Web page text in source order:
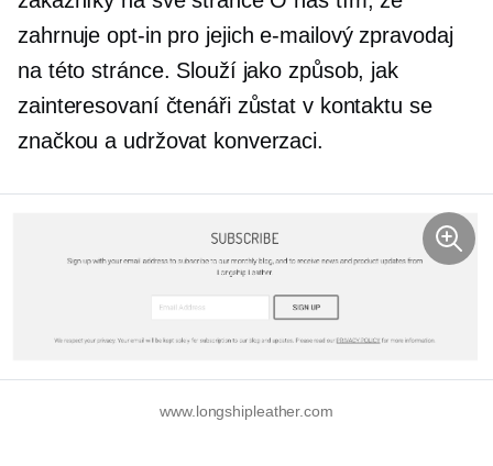
zahrnujeopt-in pro jejich e-mailový zpravodaj
na této stránce. Slouží jako způsob, jak
zainteresovaní čtenáři zůstat v kontaktu se
značkou a udržovat konverzaci.
www.longshipleather.com